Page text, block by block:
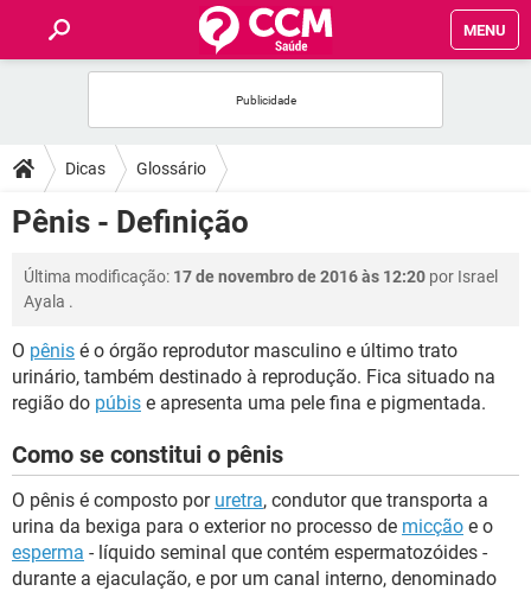
MENU
FÓRUM
SAÚDE
FAMÍLIA
BEM-ESTAR
SEXUALIDADE
GLOSSÁRIO
Dicas Glossário
Pênis - Definição
Última modificação: 17 de novembro de 2016 às 12:20 por Israel
Ayala .
O pênis é o órgão reprodutor masculino e último trato
urinário, também destinado à reprodução. Fica situado na
região do púbis e apresenta uma pele fina e pigmentada.
Como se constitui o pênis
O pênis é composto por uretra, condutor que transporta a
urina da bexiga para o exterior no processo de micção e o
esperma - líquido seminal que contém espermatozóides -
durante a ejaculação, e por um canal interno, denominado